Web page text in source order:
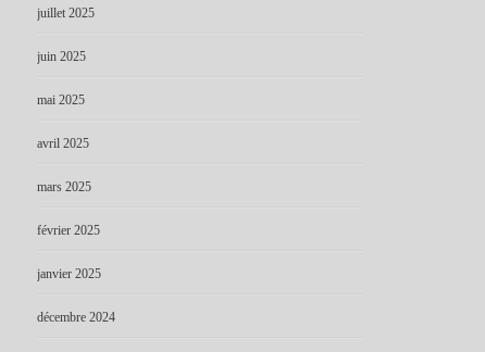
juillet 2025
juin 2025
mai 2025
avril 2025
mars 2025
février 2025
janvier 2025
décembre 2024